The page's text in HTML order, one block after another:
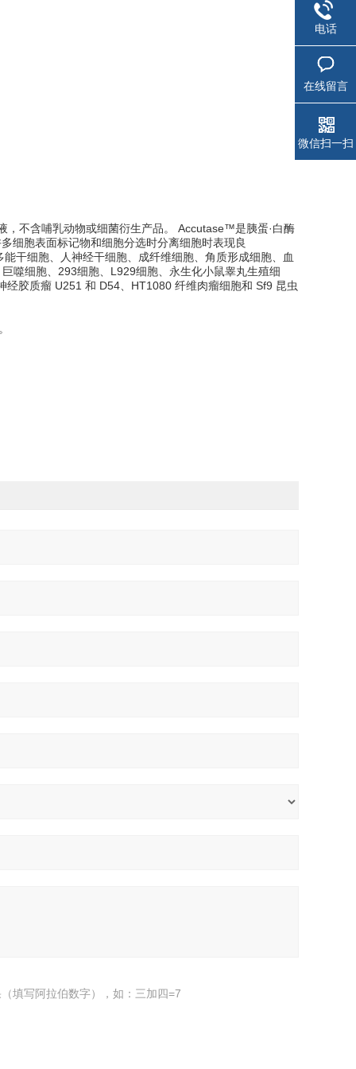
不含哺乳动物或细菌衍生产品。 Accutase™是胰蛋·白酶
细胞表面标记物和细胞分选时分离细胞时表现良
干细胞、人神经干细胞、成纤维细胞、角质形成细胞、血
噬细胞、293细胞、L929细胞、永生化小鼠睾丸生殖细
胶质瘤 U251 和 D54、HT1080 纤维肉瘤细胞和 Sf9 昆虫
填写阿拉伯数字），如：三加四=7
电话
在线留言
微信扫一扫